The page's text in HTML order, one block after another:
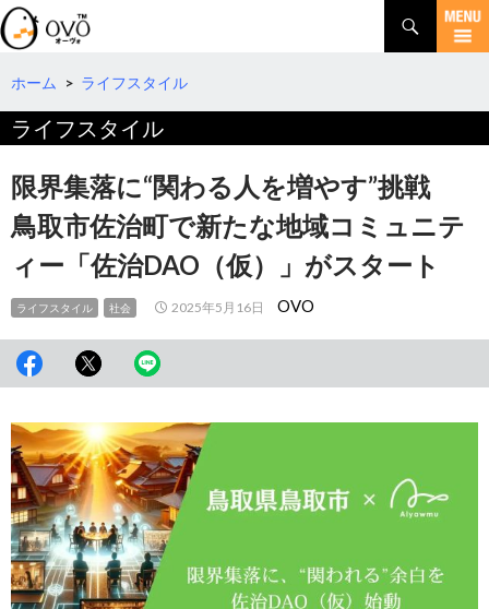
検
索
コ
テ
ツ
へ
移
動
ホーム > ライフスタイル
ライフスタイル
限界集落に“関わる人を増やす”挑戦
鳥取市佐治町で新たな地域コミュニテ
ィー「佐治DAO（仮）」がスタート
ライフスタイル 社会 2025年5月16日 OVO